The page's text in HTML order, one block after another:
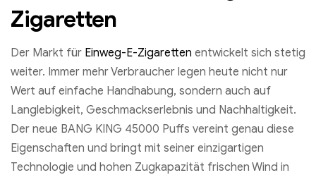
Zigaretten
Der Markt für Einweg-E-Zigaretten entwickelt sich stetig
weiter. Immer mehr Verbraucher legen heute nicht nur
Wert auf einfache Handhabung, sondern auch auf
Langlebigkeit, Geschmackserlebnis und Nachhaltigkeit.
Der neue BANG KING 45000 Puffs vereint genau diese
Eigenschaften und bringt mit seiner einzigartigen
Technologie und hohen Zugkapazität frischen Wind in